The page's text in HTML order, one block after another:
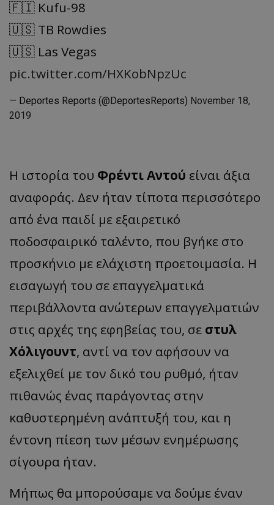
🇫🇮 Kufu-98
🇺🇸 TB Rowdies
🇺🇸 Las Vegas
pic.twitter.com/HXKobNpzUc
— Deportes Reports (@DeportesReports) November 18,
2019
Η ιστορία του Φρέντι Αντού είναι άξια
αναφοράς. Δεν ήταν τίποτα περισσότερο
από ένα παιδί με εξαιρετικό
ποδοσφαιρικό ταλέντο, που βγήκε στο
προσκήνιο με ελάχιστη προετοιμασία. Η
εισαγωγή του σε επαγγελματικά
περιβάλλοντα ανώτερων επαγγελματιών
στις αρχές της εφηβείας του, σε στυλ
Χόλιγουντ, αντί να τον αφήσουν να
εξελιχθεί με τον δικό του ρυθμό, ήταν
πιθανώς ένας παράγοντας στην
καθυστερημένη ανάπτυξή του, και η
έντονη πίεση των μέσων ενημέρωσης
σίγουρα ήταν.
Μήπως θα μπορούσαμε να δούμε έναν